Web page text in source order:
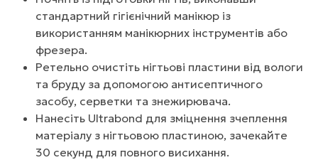
стандартний гігієнічний манікюр із
використанням манікюрних інструментів або
фрезера.
Ретельно очистіть нігтьові пластини від вологи
та бруду за допомогою антисептичного
засобу, серветки та знежирювача.
Нанесіть Ultrabond для зміцнення зчеплення
матеріалу з нігтьовою пластиною, зачекайте
30 секунд для повного висихання.